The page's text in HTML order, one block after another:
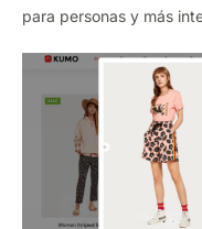
para personas y más